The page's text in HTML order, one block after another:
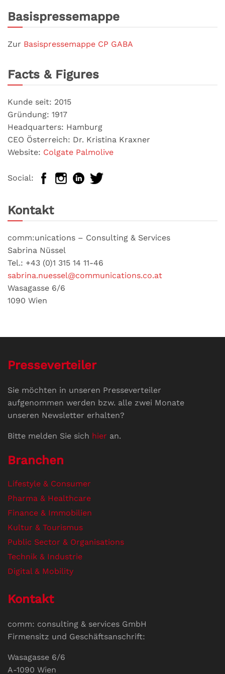
Basispressemappe
Zur Basispressemappe CP GABA
Facts & Figures
Kunde seit: 2015
Gründung: 1917
Headquarters: Hamburg
CEO Österreich: Dr. Kristina Kraxner
Website: Colgate Palmolive
Social:
Kontakt
comm:unications – Consulting & Services
Sabrina Nüssel
Tel.: +43 (0)1 315 14 11-46
sabrina.nuessel@communications.co.at
Wasagasse 6/6
1090 Wien
Presseverteiler
Sie möchten in unseren Presseverteiler
aufgenommen werden bzw. alle zwei Monate
unseren Newsletter erhalten?
Bitte melden Sie sich hier an.
Branchen
Lifestyle & Consumer
Pharma & Healthcare
Finance & Immobilien
Kultur & Tourismus
Public Sector & Organisations
Technik & Industrie
Digital & Mobility
Kontakt
comm: consulting & services GmbH
Firmensitz und Geschäftsanschrift:
Wasagasse 6/6
A-1090 Wien